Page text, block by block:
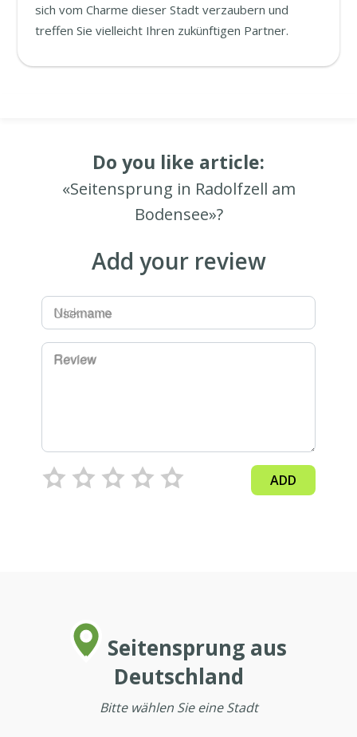
sich vom Charme dieser Stadt verzaubern und
treffen Sie vielleicht Ihren zukünftigen Partner.
Do you like article:
«Seitensprung in Radolfzell am
Bodensee»?
Add your review
Username
Review
ADD
Seitensprung aus
Deutschland
Bitte wählen Sie eine Stadt